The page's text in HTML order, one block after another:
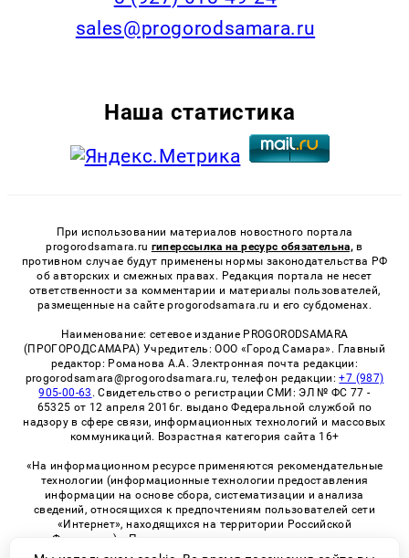
sales@progorodsamara.ru
Наша статистика
При использовании материалов новостного портала
progorodsamara.ru гиперссылка на ресурс обязательна, в
противном случае будут применены нормы законодательства РФ
об авторских и смежных правах. Редакция портала не несет
ответственности за комментарии и материалы пользователей,
размещенные на сайте progorodsamara.ru и его субдоменах.
Наименование: сетевое издание PROGORODSAMARA
(ПРОГОРОДСАМАРА) Учредитель: ООО «Город Самара». Главный
редактор: Романова А.А. Электронная почта редакции:
progorodsamara@progorodsamara.ru, телефон редакции:+7 (987)
905-00-63 . Свидетельство о регистрации СМИ: ЭЛ № ФС 77 -
65325 от 12 апреля 2016г. выдано Федеральной службой по
надзору в сфере связи, информационных технологий и массовых
коммуникаций. Возрастная категория сайта 16+
«На информационном ресурсе применяются рекомендательные
технологии (информационные технологии предоставления
информации на основе сбора, систематизации и анализа
сведений, относящихся к предпочтениям пользователей сети
«Интернет», находящихся на территории Российской
Федерации)». Правила применения рекомендательных
технологий в виджетах рекламно-обменной сети
«СМИ2» (PDF)